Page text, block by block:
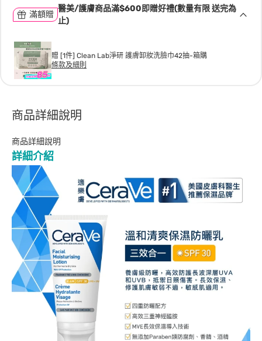
滿額贈
醫美/護膚商品滿$600即贈好禮(數量有限 送完為
止)
贈 [1件] Clean Lab淨研 護膚卸妝洗臉巾42抽-箱購
條款及細則
商品詳細說明
商品詳細說明
詳細介紹